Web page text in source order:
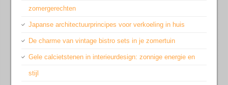
zomergerechten
Japanse architectuurprincipes voor verkoeling in huis
De charme van vintage bistro sets in je zomertuin
Gele calcietstenen in interieurdesign: zonnige energie en
stijl